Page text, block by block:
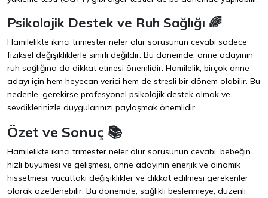
Psikolojik Destek ve Ruh Sağlığı 🌈
Hamilelikte ikinci trimester neler olur sorusunun cevabı sadece
fiziksel değişikliklerle sınırlı değildir. Bu dönemde, anne adayının
ruh sağlığına da dikkat etmesi önemlidir. Hamilelik, birçok anne
adayı için hem heyecan verici hem de stresli bir dönem olabilir. Bu
nedenle, gerekirse profesyonel psikolojik destek almak ve
sevdiklerinizle duygularınızı paylaşmak önemlidir.
Özet ve Sonuç 📚
Hamilelikte ikinci trimester neler olur sorusunun cevabı, bebeğin
hızlı büyümesi ve gelişmesi, anne adayının enerjik ve dinamik
hissetmesi, vücuttaki değişiklikler ve dikkat edilmesi gerekenler
olarak özetlenebilir. Bu dönemde, sağlıklı beslenmeye, düzenli